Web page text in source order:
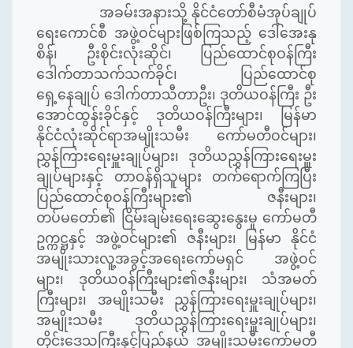
အခမ်းအနားသို့ နိုင်ငံတော်စီမံအုပ်ချုပ်
ရေးကောင်စီ အဖွဲ့ဝင်များဖြစ်ကြသည့် ဒေါ်အေးနု
စိန်၊ ဦးစိုင်းလုံးဆိုင်၊ ပြည်ထောင်စုဝန်ကြီး
ဒေါက်တာသက်သက်ခိုင်၊ ပြည်ထောင်စု
ရှေ့နေချုပ် ဒေါက်တာသီတာဦး၊ ဒုတိယဝန်ကြီး ဦး
အောင်ထွန်းခိုင်နှင့် ဒုတိယဝန်ကြီးများ၊ မြန်မာ
နိုင်ငံလုံးဆိုင်ရာအမျိုးသမီး ကော်မတီဝင်များ၊
ညွှန်ကြားရေးမှူးချုပ်များ၊ ဒုတိယညွှန်ကြားရေးမှူး
ချုပ်များနှင့် တာဝန်ရှိသူများ တက်ရောက်ကြပြီး
ပြည်ထောင်စုဝန်ကြီးများ၏ ဇနီးများ၊
တပ်မတော်၏ ငြိမ်းချမ်းရေးဆွေးနွေးမှု ကော်မတီ
ဥက္ကဋ္ဌနှင့် အဖွဲ့ဝင်များ၏ ဇနီးများ၊ မြန်မာ နိုင်ငံ
အမျိုးသားလူ့အခွင့်အရေးကော်မရှင် အဖွဲ့ဝင်
များ၊ ဒုတိယဝန်ကြီးများ၏ဇနီးများ၊ သံအမတ်
ကြီးများ၊ အမျိုးသမီး ညွှန်ကြားရေးမှူးချုပ်များ၊
အမျိုးသမီး ဒုတိယညွှန်ကြားရေးမှူးချုပ်များ၊
တိုင်းဒေသကြီးနှင့်ပြည်နယ် အမျိုးသမီးကော်မတီ